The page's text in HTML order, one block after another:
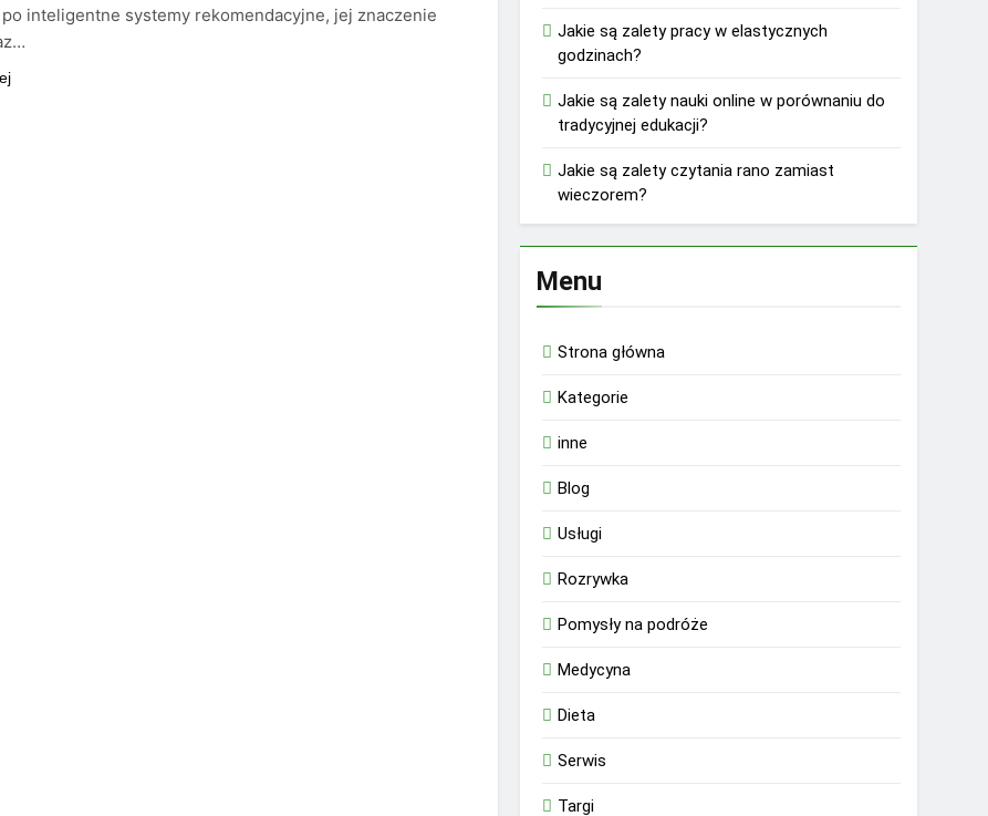
inteligentne systemy rekomendacyjne, jej znaczenie
Jakie są zalety pracy w elastycznych
godzinach?
Jakie są zalety nauki online w porównaniu do
tradycyjnej edukacji?
Jakie są zalety czytania rano zamiast
wieczorem?
Menu
Strona główna
Kategorie
inne
Blog
Usługi
Rozrywka
Pomysły na podróże
Medycyna
Dieta
Serwis
Targi